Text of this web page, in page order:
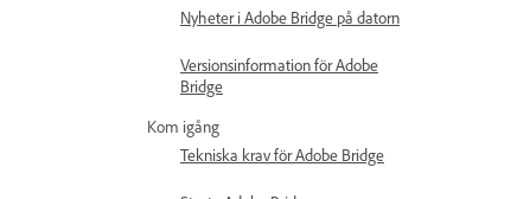
Nyheter i Adobe Bridge på datorn
Versionsinformation för Adobe
Bridge
Kom igång
Tekniska krav för Adobe Bridge